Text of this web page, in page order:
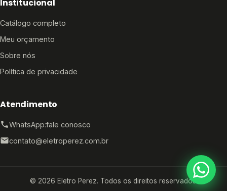
Institucional
Catálogo completo
Meu orçamento
Sobre nós
Política de privacidade
Atendimento
WhatsApp:fale conosco
contato@eletroperez.com.br
© 2026 Eletro Perez. Todos os direitos reservados.